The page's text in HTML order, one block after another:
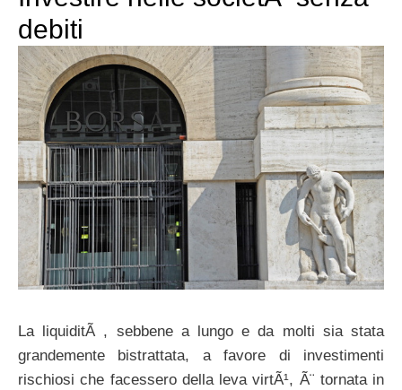
debiti
La liquiditÃ , sebbene a lungo e da molti sia stata
grandemente bistrattata, a favore di investimenti
rischiosi che facessero della leva virtÃ¹, Ã¨ tornata in